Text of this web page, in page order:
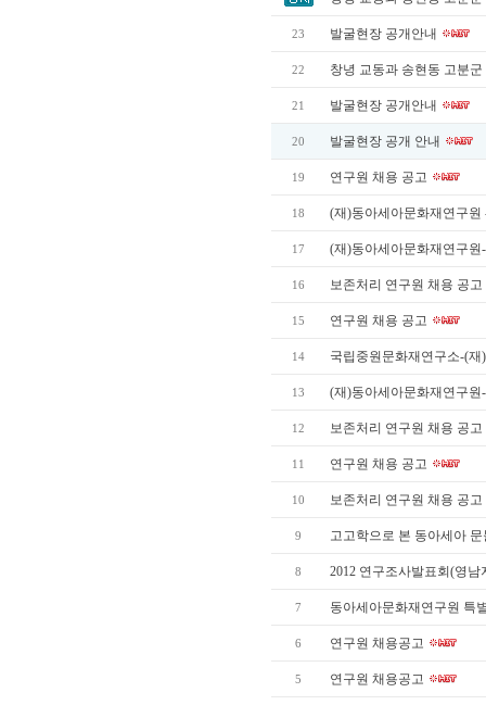
23 발굴현장 공개안내
22 창녕 교동과 송현동 고분
21 발굴현장 공개안내
20 발굴현장 공개 안내
19 연구원 채용 공고
18 (재)동아세아문화재연구
17 (재)동아세아문화재연구
16 보존처리 연구원 채용 공고
15 연구원 채용 공고
14 국립중원문화재연구소-(
13 (재)동아세아문화재연구
12 보존처리 연구원 채용 공고
11 연구원 채용 공고
10 보존처리 연구원 채용 공고
9 고고학으로 본 동아세아
8 2012 연구조사발표회(영
7 동아세아문화재연구원 특
6 연구원 채용공고
5 연구원 채용공고